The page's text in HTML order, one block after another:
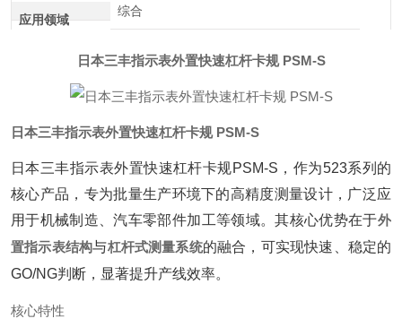
应用领域
综合
日本三丰指示表外置快速杠杆卡规 PSM-S
日本三丰指示表外置快速杠杆卡规 PSM-S
日本三丰指示表外置快速杠杆卡规PSM-S，作为523系列的
核心产品，专为批量生产环境下的高精度测量设计，广泛应
用于机械制造、汽车零部件加工等领域。其核心优势在于‌外
置指示表结构‌与‌杠杆式测量系统‌的融合，可实现快速、稳定的
GO/NG判断，显著提升产线效率。
核心特性